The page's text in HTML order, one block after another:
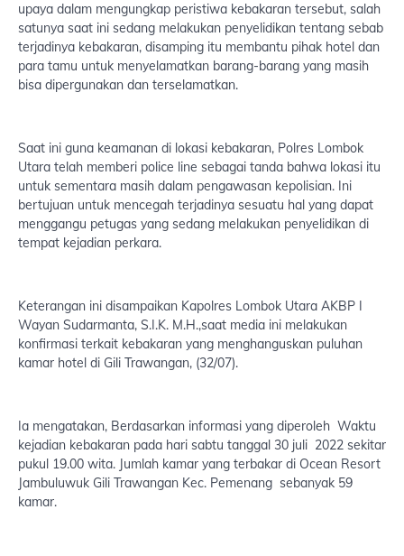
upaya dalam mengungkap peristiwa kebakaran tersebut, salah
satunya saat ini sedang melakukan penyelidikan tentang sebab
terjadinya kebakaran, disamping itu membantu pihak hotel dan
para tamu untuk menyelamatkan barang-barang yang masih
bisa dipergunakan dan terselamatkan.
Saat ini guna keamanan di lokasi kebakaran, Polres Lombok
Utara telah memberi police line sebagai tanda bahwa lokasi itu
untuk sementara masih dalam pengawasan kepolisian. Ini
bertujuan untuk mencegah terjadinya sesuatu hal yang dapat
menggangu petugas yang sedang melakukan penyelidikan di
tempat kejadian perkara.
Keterangan ini disampaikan Kapolres Lombok Utara AKBP I
Wayan Sudarmanta, S.I.K. M.H.,saat media ini melakukan
konfirmasi terkait kebakaran yang menghanguskan puluhan
kamar hotel di Gili Trawangan, (32/07).
Ia mengatakan, Berdasarkan informasi yang diperoleh Waktu
kejadian kebakaran pada hari sabtu tanggal 30 juli 2022 sekitar
pukul 19.00 wita. Jumlah kamar yang terbakar di Ocean Resort
Jambuluwuk Gili Trawangan Kec. Pemenang sebanyak 59
kamar.